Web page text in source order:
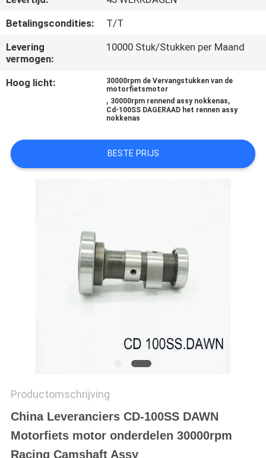
VRAAG
EEN
OFFERTE
SITEMAP
PRIVACYBELEID
Betalingscondities:
T/T
Levering
vermogen:
10000 Stuk/Stukken per Maand
Hoog licht:
30000rpm de Vervangstukken van de
motorfietsmotor
, 30000rpm rennend assy nokkenas,
Cd-100SS DAGERAAD het rennen assy
nokkenas
BESTE PRIJS
Productomschrijving
China Leveranciers CD-100SS DAWN
Motorfiets motor onderdelen 30000rpm
Racing Camshaft Assy